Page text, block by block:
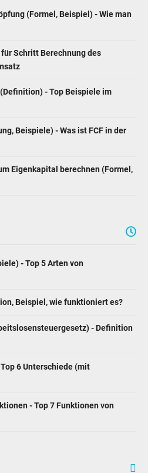
(Formel, Beispiel) - Wie man
Schritt Berechnung des
- Top Beispiele im
Beispiele) - Was ist FCF in der
Eigenkapital berechnen (Formel,
- Top 5 Arten von
Beispiel, wie funktioniert es?
- Definition
6 Unterschiede (mit
- Top 7 Funktionen von